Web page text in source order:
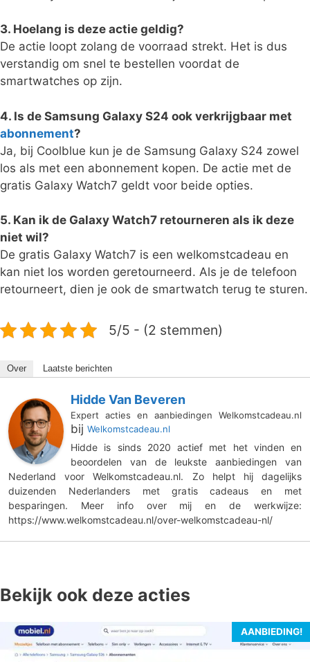
3. Hoelang is deze actie geldig?
De actie loopt zolang de voorraad strekt. Het is dus
verstandig om snel te bestellen voordat de
smartwatches op zijn.
4. Is de Samsung Galaxy S24 ook verkrijgbaar met
abonnement?
Ja, bij Coolblue kun je de Samsung Galaxy S24 zowel
los als met een abonnement kopen. De actie met de
gratis Galaxy Watch7 geldt voor beide opties.
5. Kan ik de Galaxy Watch7 retourneren als ik deze
niet wil?
De gratis Galaxy Watch7 is een welkomstcadeau en
kan niet los worden geretourneerd. Als je de telefoon
retourneert, dien je ook de smartwatch terug te sturen.
5/5 - (2 stemmen)
Over Laatste berichten
Hidde Van Beveren
Expert acties en aanbiedingen Welkomstcadeau.nl
bij Welkomstcadeau.nl
Hidde is sinds 2020 actief met het vinden en
beoordelen van de leukste aanbiedingen van
Nederland voor Welkomstcadeau.nl. Zo helpt hij dagelijks
duizenden Nederlanders met gratis cadeaus en met
besparingen. Meer info over mij en de werkwijze:
https://www.welkomstcadeau.nl/over-welkomstcadeau-nl/
Bekijk ook deze acties
AANBIEDING!